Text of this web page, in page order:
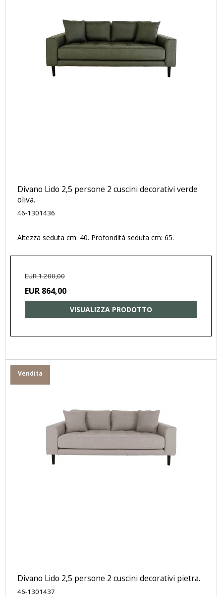
Divano Lido 2,5 persone 2 cuscini decorativi verde
oliva.
46-1301436
Altezza seduta cm: 40. Profondità seduta cm: 65.
EUR 1.200,00
EUR 864,00
VISUALIZZA PRODOTTO
Vendita
Divano Lido 2,5 persone 2 cuscini decorativi pietra.
46-1301437